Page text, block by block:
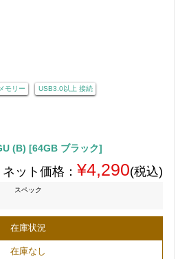
モリー USB3.0以上 接続
(B) [64GB ブラック]
ネット価格： ¥4,290(税込)
スペック
在庫状況
在庫なし